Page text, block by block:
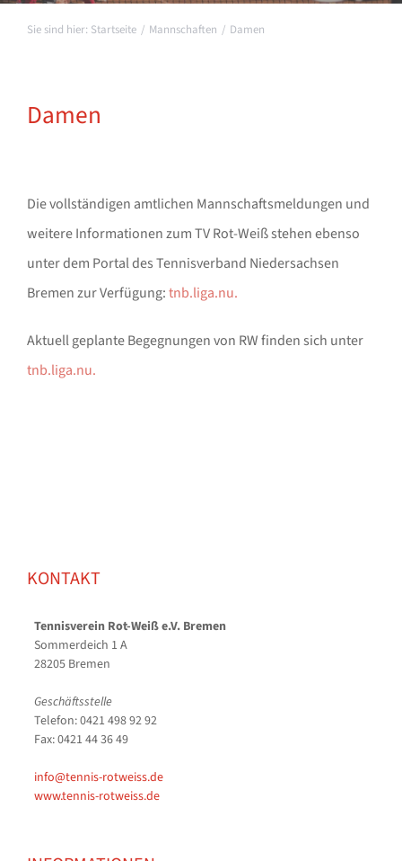
Startseite Mannschaften Damen
Damen
Die vollständigen amtlichen Mannschaftsmeldungen und
weitere Informationen zum TV Rot-Weiß stehen ebenso
unter dem Portal des Tennisverband Niedersachsen
Bremen zur Verfügung:tnb.liga.nu.
Aktuell geplante Begegnungen von RW finden sich unter
tnb.liga.nu.
KONTAKT
Tennisverein Rot-Weiß e.V. Bremen
Sommerdeich 1 A
28205 Bremen
Geschäftsstelle
Telefon: 0421 498 92 92
Fax: 0421 44 36 49
info@tennis-rotweiss.de
www.tennis-rotweiss.de